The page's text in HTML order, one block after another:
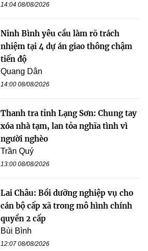
14:04 08/08/2026
Ninh Bình yêu cầu làm rõ trách
nhiệm tại 4 dự án giao thông chậm
tiến độ
Quang Dân
14:00 08/08/2026
Thanh tra tỉnh Lạng Sơn: Chung tay
xóa nhà tạm, lan tỏa nghĩa tình vì
người nghèo
Trần Quý
13:00 08/08/2026
Lai Châu: Bồi dưỡng nghiệp vụ cho
cán bộ cấp xã trong mô hình chính
quyền 2 cấp
Bùi Bình
12:07 08/08/2026